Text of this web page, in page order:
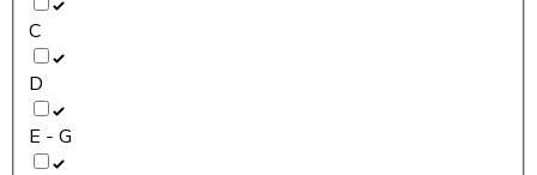
C
D
E - G